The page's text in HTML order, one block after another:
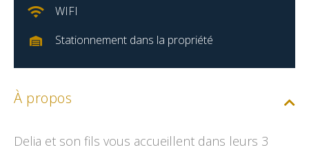
WIFI
Stationnement dans la propriété
À propos
Delia et son fils vous accueillent dans leurs 3